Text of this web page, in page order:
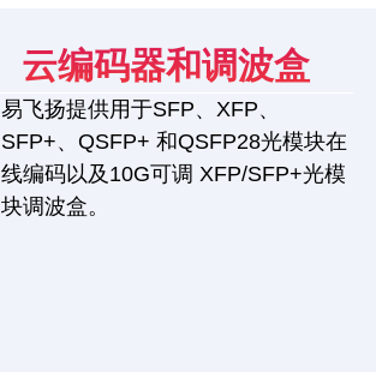
云编码器和调波盒
易飞扬提供用于SFP、XFP、
SFP+、QSFP+ 和QSFP28光模块在
线编码以及10G可调 XFP/SFP+光模
块调波盒。